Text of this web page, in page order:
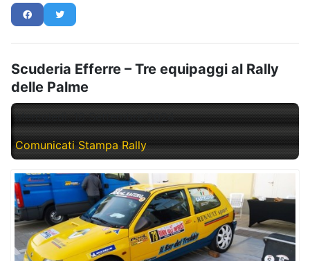
Scuderia Efferre – Tre equipaggi al Rally
delle Palme
Mercoledì, 18 Settembre 2024
Comunicati Stampa Rally